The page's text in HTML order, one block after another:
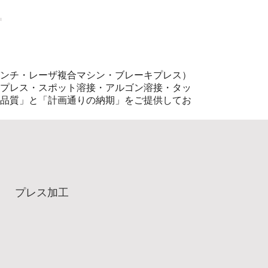
チ・レーザ複合マシン・ブレーキプレス）
レス・スポット溶接・アルゴン溶接・タッ
質」と「計画通りの納期」をご提供してお
プレス加工